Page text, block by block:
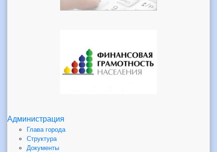
Администрация
Глава города
Структура
Документы